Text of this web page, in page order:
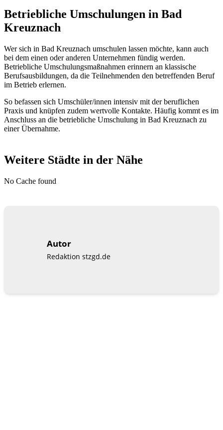
Betriebliche Umschulungen in Bad
Kreuznach
Wer sich in Bad Kreuznach umschulen lassen möchte, kann auch
bei dem einen oder anderen Unternehmen fündig werden.
Betriebliche Umschulungsmaßnahmen erinnern an klassische
Berufsausbildungen, da die Teilnehmenden den betreffenden Beruf
im Betrieb erlernen.
So befassen sich Umschüler/innen intensiv mit der beruflichen
Praxis und knüpfen zudem wertvolle Kontakte. Häufig kommt es im
Anschluss an die betriebliche Umschulung in Bad Kreuznach zu
einer Übernahme.
Weitere Städte in der Nähe
No Cache found
Autor
Redaktion stzgd.de